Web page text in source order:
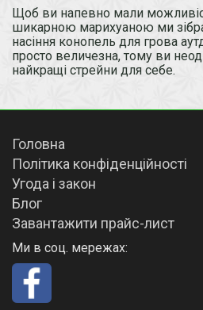
Щоб ви напевно мали
шикарною марихуаною ми
насіння конопель для грова
просто величезна, тому ви
найкращі стрейни для себе.
Головна
Політика конфіденційності
Угода і закон
Блог
Завантажити прайс-лист
Ми в соц. мережах: